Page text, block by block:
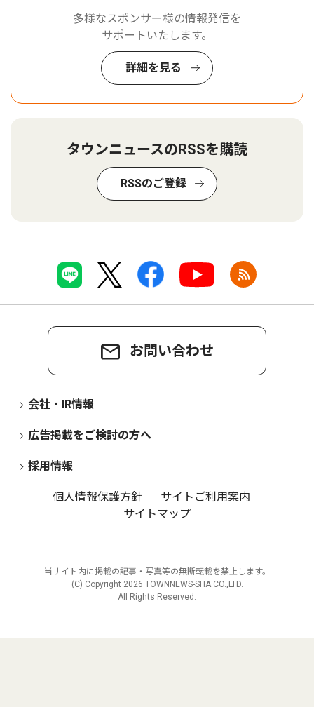
多様なスポンサー様の情報発信を
サポートいたします。
詳細を見る
タウンニュースのRSSを購読
RSSのご登録
お問い合わせ
会社・IR情報
広告掲載をご検討の方へ
採用情報
個人情報保護方針
サイトご利用案内
サイトマップ
当サイト内に掲載の記事・写真等の無断転載を禁止します。
(C) Copyright 2026 TOWNNEWS-SHA CO.,LTD.
All Rights Reserved.